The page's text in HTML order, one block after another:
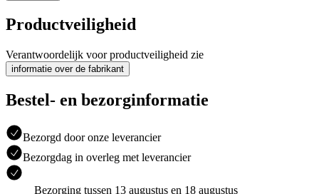
Productveiligheid
Verantwoordelijk voor productveiligheid zie
informatie over de fabrikant
Bestel- en bezorginformatie
Bezorgd door onze leverancier
Bezorgdag in overleg met leverancier
Bezorging tussen 13 augustus en 18 augustus